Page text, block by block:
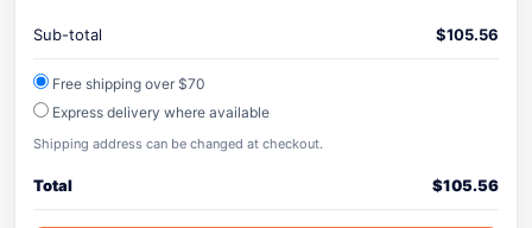
Sub-total $105.56
Free shipping over $70
Express delivery where available
Shipping address can be changed at checkout.
Total $105.56